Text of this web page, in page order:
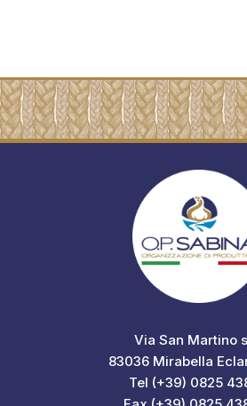
Via San Martino
83036 Mirabella
Tel (+39) 0825